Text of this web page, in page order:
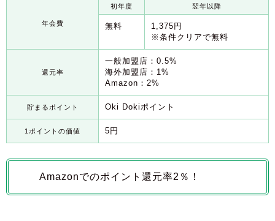
年会費
初年度 翌年以降
無料
1,375円
※条件クリアで無料
還元率
一般加盟店：0.5%
海外加盟店：1%
Amazon：2%
貯まるポイント Oki Dokiポイント
1ポイントの価値 5円
Amazonでのポイント還元率2％！